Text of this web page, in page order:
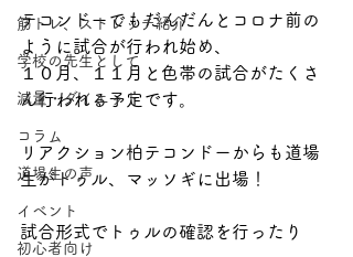
筋トレ、ストレッチ紹介
学校の先生として
減量・ダイエット
コラム
道場生の声
イベント
初心者向け
テコンドーでもだんだんとコロナ前の
ように試合が行われ始め、
１０月、１１月と色帯の試合がたくさ
ん行われる予定です。
リアクション柏テコンドーからも道場
生がトゥル、マッソギに出場！
試合形式でトゥルの確認を行ったり